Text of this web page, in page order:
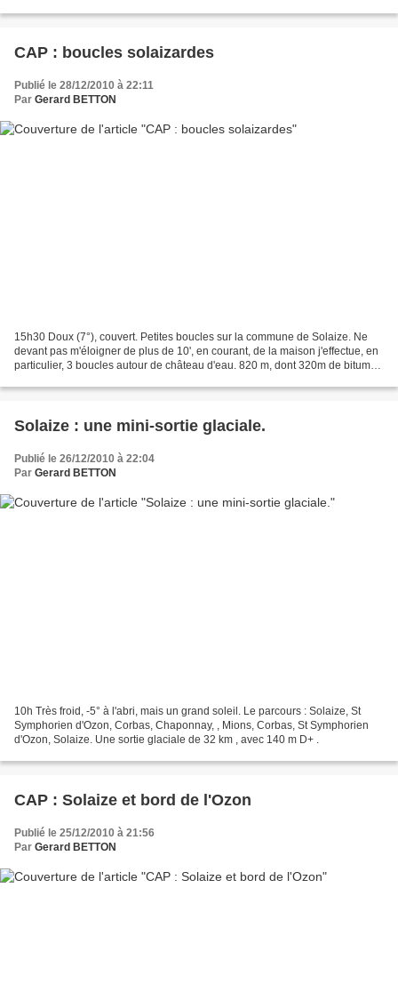
CAP : boucles solaizardes
Publié le 28/12/2010 à 22:11
Par Gerard BETTON
15h30 Doux (7°), couvert. Petites boucles sur la commune de Solaize. Ne
devant pas m'éloigner de plus de 10', en courant, de la maison j'effectue, en
particulier, 3 boucles autour de château d'eau. 820 m, dont 320m de bitume
Solaize : une mini-sortie glaciale.
Publié le 26/12/2010 à 22:04
Par Gerard BETTON
10h Très froid, -5° à l'abri, mais un grand soleil. Le parcours : Solaize, St
Symphorien d'Ozon, Corbas, Chaponnay, , Mions, Corbas, St Symphorien
d'Ozon, Solaize. Une sortie glaciale de 32 km , avec 140 m D+ .
CAP : Solaize et bord de l'Ozon
Publié le 25/12/2010 à 21:56
Par Gerard BETTON